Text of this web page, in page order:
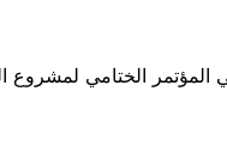
المؤتمر الختامي لمشروع